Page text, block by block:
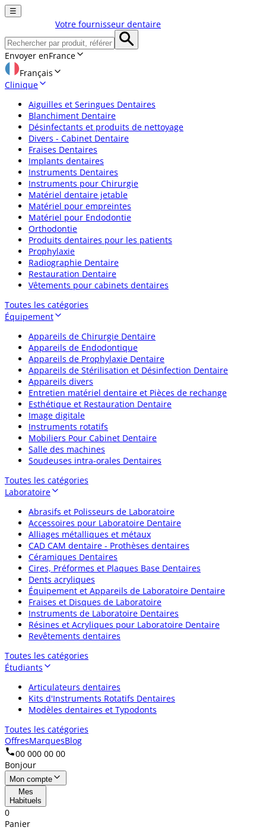
☰
Votre fournisseur dentaire
Envoyer enFrance
Français
Clinique
Aiguilles et Seringues Dentaires
Blanchiment Dentaire
Désinfectants et produits de nettoyage
Divers - Cabinet Dentaire
Fraises Dentaires
Implants dentaires
Instruments Dentaires
Instruments pour Chirurgie
Matériel dentaire jetable
Matériel pour empreintes
Matériel pour Endodontie
Orthodontie
Produits dentaires pour les patients
Prophylaxie
Radiographie Dentaire
Restauration Dentaire
Vêtements pour cabinets dentaires
Toutes les catégories
Équipement
Appareils de Chirurgie Dentaire
Appareils de Endodontique
Appareils de Prophylaxie Dentaire
Appareils de Stérilisation et Désinfection Dentaire
Appareils divers
Entretien matériel dentaire et Pièces de rechange
Esthétique et Restauration Dentaire
Image digitale
Instruments rotatifs
Mobiliers Pour Cabinet Dentaire
Salle des machines
Soudeuses intra-orales Dentaires
Toutes les catégories
Laboratoire
Abrasifs et Polisseurs de Laboratoire
Accessoires pour Laboratoire Dentaire
Alliages métalliques et métaux
CAD CAM dentaire - Prothèses dentaires
Céramiques Dentaires
Cires, Préformes et Plaques Base Dentaires
Dents acryliques
Équipement et Appareils de Laboratoire Dentaire
Fraises et Disques de Laboratoire
Instruments de Laboratoire Dentaires
Résines et Acryliques pour Laboratoire Dentaire
Revêtements dentaires
Toutes les catégories
Étudiants
Articulateurs dentaires
Kits d'Instruments Rotatifs Dentaires
Modèles dentaires et Typodonts
Toutes les catégories
OffresMarquesBlog
00 000 00 00
Bonjour
Mon compte
Mes
Habituels
0
Panier